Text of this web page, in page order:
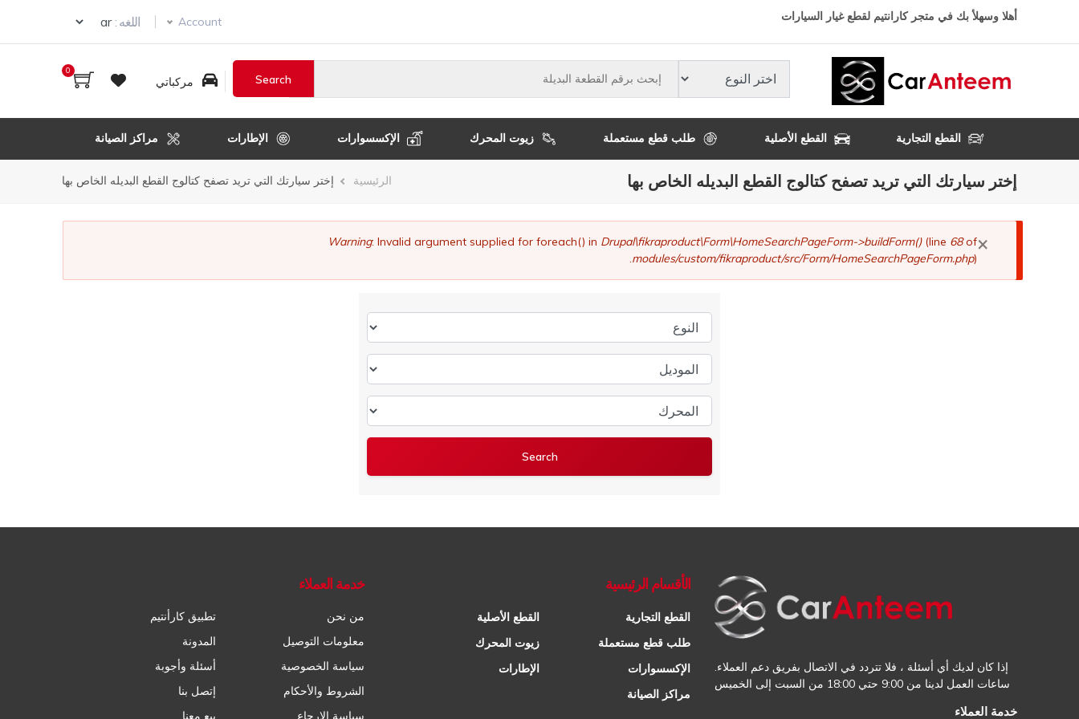
المحتوى
أهلا وسهلأ بك في متجر كارانتيم لقطع غيار السيارات Account اللغه :
مركباتي
0
القطع التجارية القطع الأصلية طلب قطع مستعملة زيوت المحرك الإكسسوارات الإطارات مراكز الصيانة
إختر سيارتك التي تريد تصفح كتالوج القطع البديله الخاص بها
مسار
التنقل
الرئيسية إختر سيارتك التي تريد تصفح كتالوج القطع البديله الخاص بها
×
رسالة
الخطأ
Warning: Invalid argument supplied for foreach() in Drupal\fikraproduct\Form\HomeSearchPageForm->buildForm()(line 68of
modules/custom/fikraproduct/src/Form/HomeSearchPageForm.php).
النوع
الموديل
المحرك
إذا كان لديك أي أسئلة ، فلا تتردد في الاتصال بفريق دعم العملاء.
ساعات العمل لدينا من 9:00 حتي 18:00 من السبت إلى الخميس
خدمة العملاء
الأقسام الرئيسية
القطع التجارية
القطع الأصلية
طلب قطع مستعملة
زيوت المحرك
الإكسسوارات
الإطارات
مراكز الصيانة
خدمة العملاء
من نحن
تطبيق كارأنتيم
معلومات التوصيل
المدونة
سياسة الخصوصية
أسئلة وأجوبة
الشروط والأحكام
إتصل بنا
سياسة الإرجاع
بيع معنا